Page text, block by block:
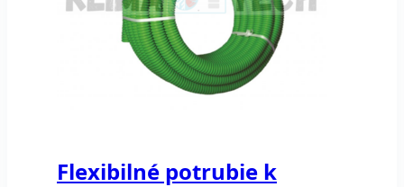
Flexibilné potrubie k